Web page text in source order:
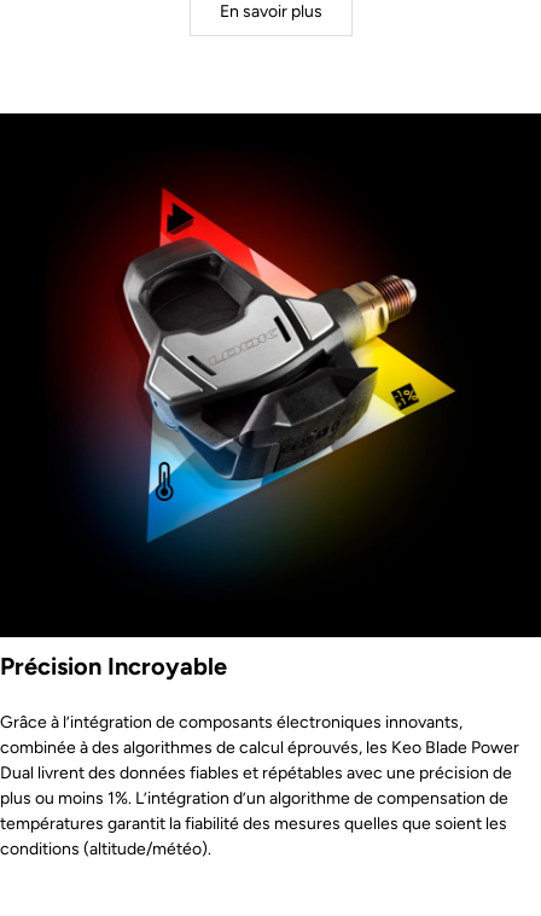
En savoir plus
Précision Incroyable
Grâce à l’intégration de composants électroniques innovants,
combinée à des algorithmes de calcul éprouvés, les Keo Blade Power
Dual livrent des données fiables et répétables avec une précision de
plus ou moins 1%. L’intégration d’un algorithme de compensation de
températures garantit la fiabilité des mesures quelles que soient les
conditions (altitude/météo).